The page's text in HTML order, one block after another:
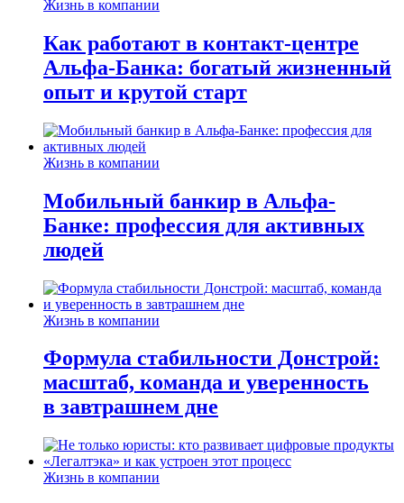
Жизнь в компании
Как работают в контакт-центре
Альфа-Банка: богатый жизненный
опыт и крутой старт
Жизнь в компании
Мобильный банкир в Альфа-
Банке: профессия для активных
людей
Жизнь в компании
Формула стабильности Донстрой:
масштаб, команда и уверенность
в завтрашнем дне
Жизнь в компании